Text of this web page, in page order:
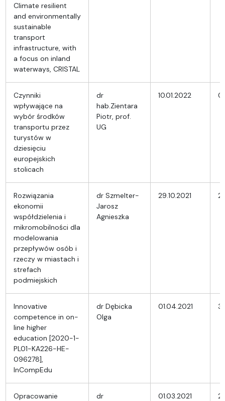
Climate resilient
and environmentally
sustainable
transport
infrastructure, with
a focus on inland
waterways, CRISTAL
Czynniki
wpływające na
wybór środków
transportu przez
turystów w
dziesięciu
europejskich
stolicach
dr
hab.Zientara
Piotr, prof.
UG
10.01.2022
Rozwiązania
ekonomii
współdzielenia i
mikromobilności dla
modelowania
przepływów osób i
rzeczy w miastach i
strefach
podmiejskich
dr Szmelter-
Jarosz
Agnieszka
29.10.2021
Innovative
competence in on-
line higher
education [2020-1-
PL01-KA226-HE-
096278],
InCompEdu
dr Dębicka
Olga
01.04.2021
Opracowanie
dr
01.03.2021